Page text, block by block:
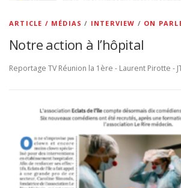
ARTICLE / MÉDIAS / INTERVIEW / ON
Notre action à l’hôpital
Reportage TV Réunion la 1ère - Laurent Pirotte -